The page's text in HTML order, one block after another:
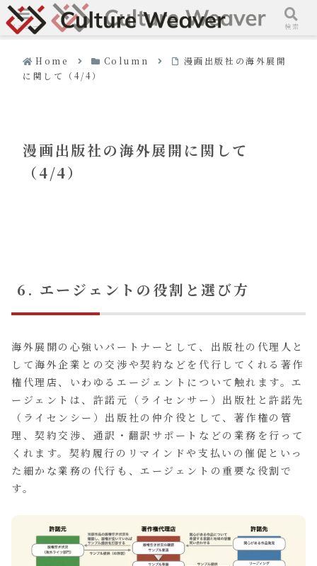
Home Column
漫画出版社の海外展開
に関して（4/4）
漫画出版社の海外展開に関して
（4/4）
6. エージェントの役割と選び方
海外展開の心強いパートナーとして、出版社の代理人と
して海外企業との交渉や契約などを代行してくれる著作
権代理店、いわゆるエージェントについて触れます。エ
ージェントは、許諾元（ライセンサー）出版社と許諾先
（ライセンシー）出版社の仲介役として、著作権の管
理、契約交渉、通訳・翻訳サポートなどの業務を行って
くれます。契約履行のリマインドや支払いの催促といっ
た細かな業務の代行も、エージェントの重要な役割で
す。
メニュー 検索